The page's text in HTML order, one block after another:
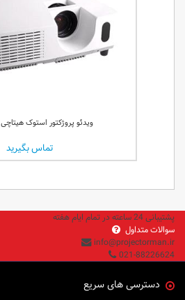
ویدئو پروژکتور استوک هیتاچی CP-X2010
تماس بگیرید
پشتیبانی 24 ساعته در تمام ایام هفته
سوالات متداول
info@projectorman.ir
021-88226624
دسترسی های سریع